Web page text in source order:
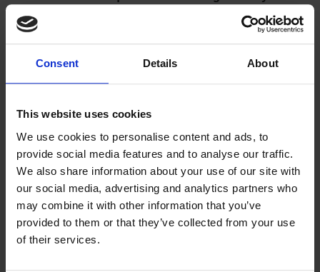
Consent Details About
This website uses cookies
We use cookies to personalise content and ads, to
provide social media features and to analyse our traffic.
We also share information about your use of our site with
our social media, advertising and analytics partners who
may combine it with other information that you’ve
provided to them or that they’ve collected from your use
of their services.
En tu teléfono, toca Ajustes .
TocaSafari Bloquear cookies
Consulta los recursos de ayuda de tu navegador.
15.3 Borrar la caché y las cookies
Las cookies, que son archivos creados por los sitios web
que has visitado, y la caché de tu navegador, que ayuda a
que las páginas se carguen más rápidamente, hacen que
sea más fácil navegar por Internet.